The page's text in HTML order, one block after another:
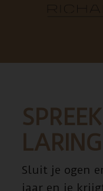
Sluit je ogen
jaar en je